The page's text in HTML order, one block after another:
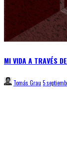
MI VIDA A TRAVÉS
Tomás Grau 5